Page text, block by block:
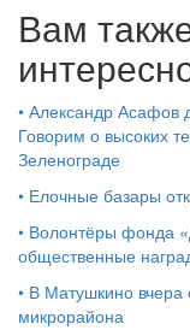
Вам
• Александр Асафов
Говорим о высоких
Зеленограде
• Елочные базары
• Волонтёры фонда
общественные
• В Матушкино вчера
микрорайона